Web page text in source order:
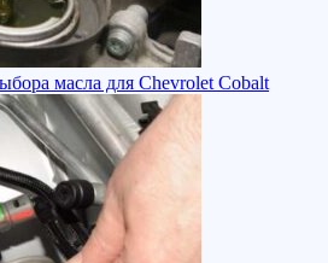
масла для Chevrolet Cobalt